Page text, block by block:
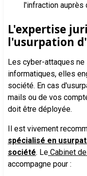
l'infraction auprès
L'expertise
l'usurpation
Les cyber-attaques
informatiques, elles
société. En cas
mails ou de vos
doit être déployée.
Il est vivement
spécialisé en
société. Le Cabinet
accompagne pour :